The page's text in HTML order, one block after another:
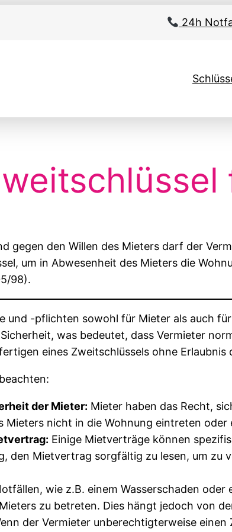
24h
gegen den Willen des Mieters darf der
um in Abwesenheit des Mieters die
98).
und -pflichten sowohl für Mieter als auch
was bedeutet, dass Vermieter
eines Zweitschlüssels ohne Erlaubnis
der Mieter: Mieter haben das Recht,
Mieters nicht in die Wohnung eintreten
Einige Mietverträge können
den Mietvertrag sorgfältig zu lesen, um zu
wie z.B. einem Wasserschaden
zu betreten. Dies hängt jedoch von
der Vermieter unberechtigterweise